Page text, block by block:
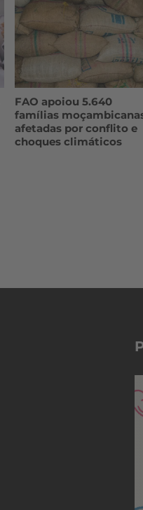
FAO apoiou 5.640
famílias
afetadas por conflito e
choques climáticos